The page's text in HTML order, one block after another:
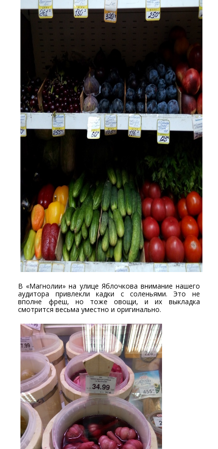
В «Магнолии» на улице Яблочкова внимание нашего
аудитора привлекли кадки с соленьями. Это не
вполне фреш, но тоже овощи, и их выкладка
смотрится весьма уместно и оригинально.